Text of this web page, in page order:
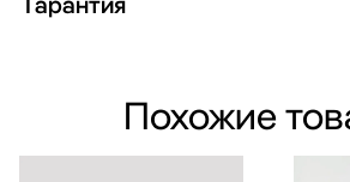
Похожие